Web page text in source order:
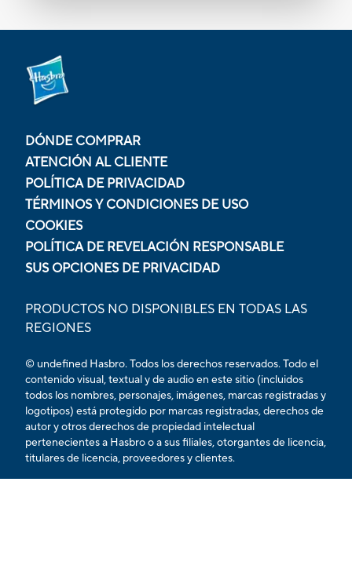
DÓNDE COMPRAR
ATENCIÓN AL CLIENTE
POLÍTICA DE PRIVACIDAD
TÉRMINOS Y CONDICIONES DE USO
COOKIES
POLÍTICA DE REVELACIÓN RESPONSABLE
SUS OPCIONES DE PRIVACIDAD
PRODUCTOS NO DISPONIBLES EN TODAS LAS
REGIONES
© undefined Hasbro. Todos los derechos reservados. Todo el
contenido visual, textual y de audio en este sitio (incluidos
todos los nombres, personajes, imágenes, marcas registradas y
logotipos) está protegido por marcas registradas, derechos de
autor y otros derechos de propiedad intelectual
pertenecientes a Hasbro o a sus filiales, otorgantes de licencia,
titulares de licencia, proveedores y clientes.